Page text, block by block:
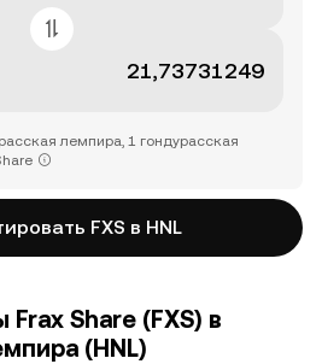
лемпира, 1 гондурасская
FXS в HNL
Share (FXS) в
(HNL)